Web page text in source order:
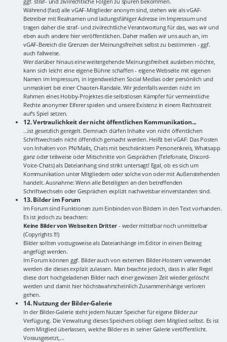
Während (fast) alle vGAF-Mitglieder anonym sind, stehen wie als vGAF-
Betreiber mit Realnamen und ladungsfähiger Adresse im Impressum und
tragen daher die straf- und zivilrechtliche Verantwortung für das, was wir und
eben auch andere hier veröffentlichen. Daher maßen wir uns auch an, im
vGAF-Bereich die Grenzen der Meinungsfreiheit selbst zu bestimmen - ggf.
auch fallweise.
Wer darüber hinaus eine weitergehende Meinungsfreiheit ausleben möchte,
kann sich leicht eine eigene Bühne schaffen - eigene Webseite mit eigenen
Namen im Impressum, in irgendwelchen Social Medias oder persönlich und
unmaskiert bei einer Chaoten-Randale. Wir jedenfalls werden nicht im
Rahmen eines Hobby-Projektes die selbstlosen Kämpfer für vermeintliche
Rechte anonymer Eiferer spielen und unsere Existenz in einem Rechtsstreit
auf's Spiel setzen.
12. Vertraulichkeit der nicht öffentlichen Kommunikation...
...ist gesetzlich geregelt. Demnach dürfen Inhalte von nicht öffentlichen
Schriftwechseln nicht öffentlich gemacht werden. Heißt bei vGAF: Das Posten
von Inhalten von PN/Mails, Chats mit beschränktem Personenkreis, Whatsapp
ganz oder teilweise oder Mitschnitte von Gesprächen (Telefonate, Discord-
Voice-Chats) als Dateianhang sind strikt untersagt! Egal, ob es sich um
Kommunikation unter Mitgliedern oder solche von oder mit Außenstehenden
handelt. Ausnahme: Wenn alle Beteiligten an den betreffenden
Schriftwechseln oder Gesprächen explizit nachweisbar einverstanden sind.
13. Bilder im Forum
Im Forum sind Funktionen zum Einbinden von Bildern in den Text vorhanden.
Es ist jedoch zu beachten:
Keine Bilder von Webseiten Dritter - weder mittelbar noch unmittelbar
(Copyrights !!!)
Bilder sollten vorzugsweise als Dateianhänge im Editor in einen Beitrag
angefügt werden.
Im Forum können ggf. Bilder auch von externen Bilder-Hostern verwendet
werden die dieses explizit zulassen. Man beachte jedoch, dass in aller Regel
diese dort hochgeladenen Bilder nach einer gewissen Zeit wieder gelöscht
werden und damit hier höchstwahrscheinlich Zusammenhänge verloren
gehen.
14. Nutzung der Bilder-Galerie
In der Bilder-Galerie steht jedem Nutzer Speicher für eigene Bilder zur
Verfügung. Die Verwaltung dieses Speichers obliegt dem Mitglied selbst. Es ist
dem Mitglied überlassen, welche Bilder es in seiner Galerie veröffentlicht.
Vorausgesetzt,...